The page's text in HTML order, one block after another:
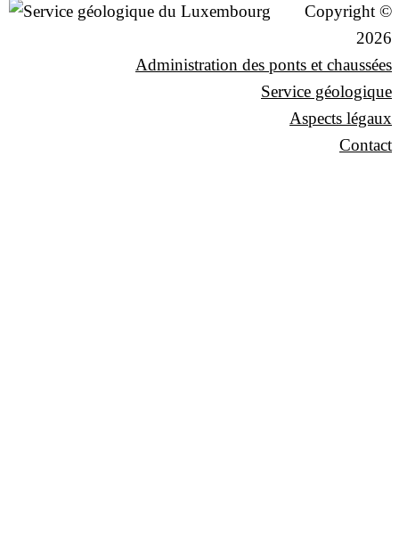
Copyright ©
2026
Administration des ponts et chaussées
Service géologique
Aspects légaux
Contact